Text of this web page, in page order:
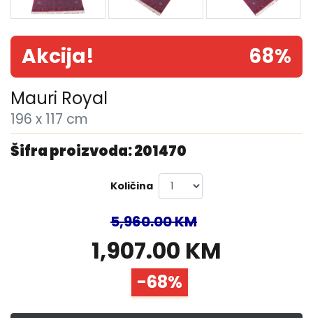
Akcija! 68%
Mauri Royal
196 x 117 cm
Šifra proizvoda: 201470
Količina
5,960.00 KM
1,907.00 KM
-68%